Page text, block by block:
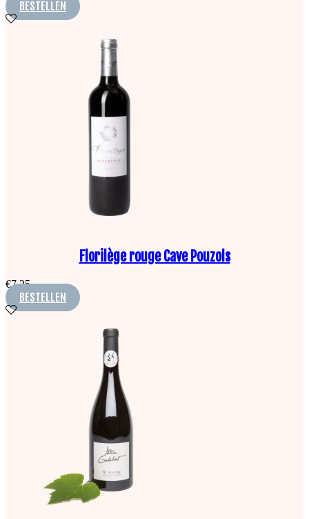
BESTELLEN
Florilège rouge Cave Pouzols
€7,25
BESTELLEN